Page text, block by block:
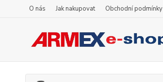
O nás Jak nakupovat Obchodní podmínky